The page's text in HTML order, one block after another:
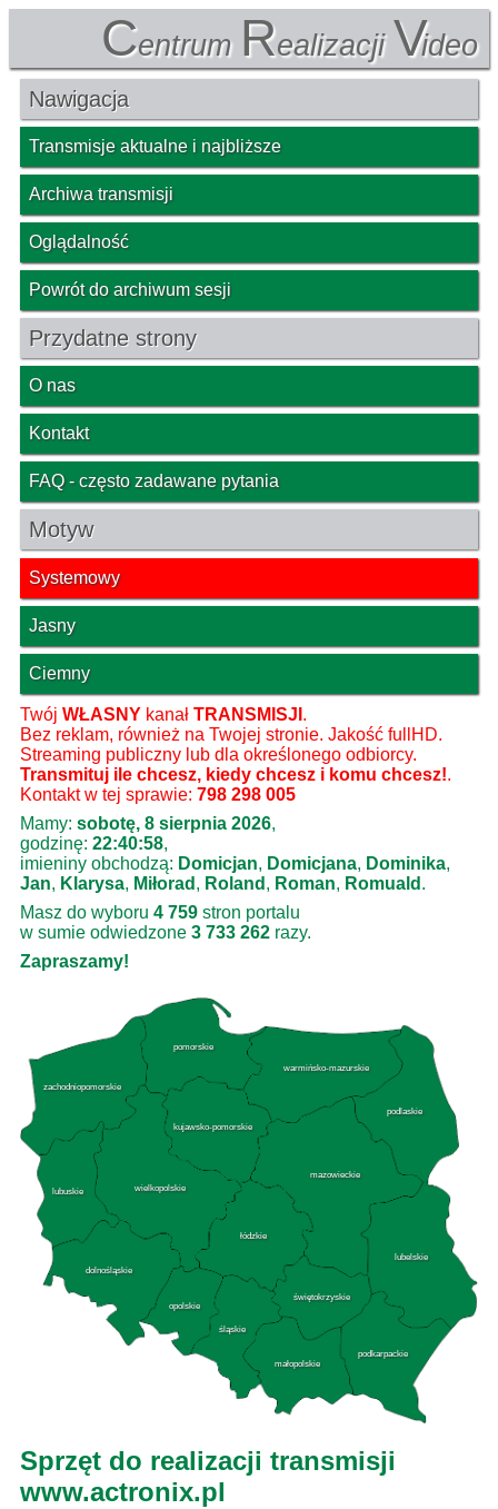
Centrum Realizacji Video
Nawigacja
Transmisje aktualne i najbliższe
Archiwa transmisji
Oglądalność
Powrót do archiwum sesji
Przydatne strony
O nas
Kontakt
FAQ - często zadawane pytania
Motyw
Systemowy
Jasny
Ciemny
Twój WŁASNY kanał TRANSMISJI .
Bez reklam, również na Twojej stronie. Jakość fullHD.
Streaming publiczny lub dla określonego odbiorcy.
Transmituj ile chcesz, kiedy chcesz i komu chcesz!.
Kontakt w tej sprawie: 798 298 005
Mamy: sobotę, 8 sierpnia 2026,
godzinę: 22:40:59,
imieniny obchodzą: Domicjan, Domicjana, Dominika,
Jan, Klarysa, Miłorad , Roland , Roman, Romuald .
Masz do wyboru 4 759 stron portalu
w sumie odwiedzone 3 733 262 razy.
Zapraszamy!
zachodniopomorskie
pomorskie
warmińsko-mazurskie
lubuskie wielkopolskie
kujawsko-pomorskie
mazowieckie
podlaskie
dolnośląskie
łódzkie
lubelskie
opolskie
śląskie
świętokrzyskie
małopolskie
podkarpackie
Sprzęt do realizacji transmisji
www.actronix.pl